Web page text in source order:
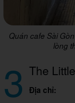
Quán cafe Sài
lòng
3 The
Địa chỉ: